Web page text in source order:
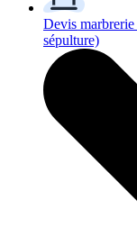
Devis marbrerie
sépulture)